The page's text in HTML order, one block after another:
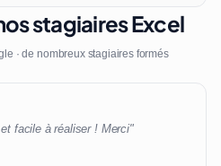
stagiaires Excel
· de nombreux stagiaires formés
facile à réaliser ! Merci"